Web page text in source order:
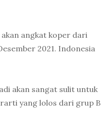
angkat koper dari
2021. Indonesia
akan sangat sulit untuk
yang lolos dari grup B